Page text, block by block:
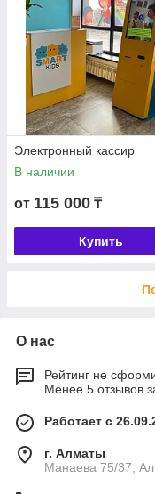
Электронный кассир
В наличии
от 115 000 ₸
Купить
О нас
Рейтинг не
Менее 5 отзывов
Работает с
г. Алматы
Манаева 75/37,